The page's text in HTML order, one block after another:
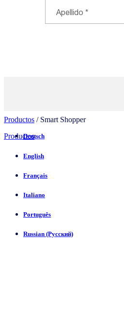
Productos / Smart Shopper
ProductosDeutsch
English
Français
Italiano
Português
Russian (Русский)